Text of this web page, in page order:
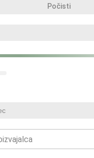
Počisti